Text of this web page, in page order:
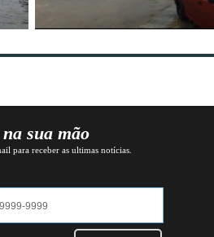
sua mão
para receber as ultimas notícias.